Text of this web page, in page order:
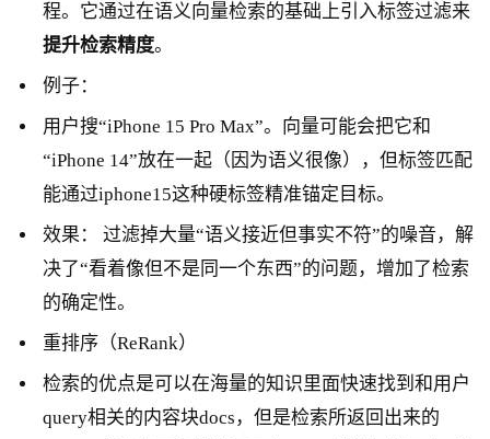
程。它通过在语义向量检索的基础上引入标签过滤来
提升检索精度。
例子：
用户搜“iPhone 15 Pro Max”。向量可能会把它和
“iPhone 14”放在一起（因为语义很像），但标签匹配
能通过iphone15这种硬标签精准锚定目标。
效果： 过滤掉大量“语义接近但事实不符”的噪音，解
决了“看着像但不是同一个东西”的问题，增加了检索
的确定性。
重排序（ReRank）
检索的优点是可以在海量的知识里面快速找到和用户
query相关的内容块docs，但是检索所返回出来的